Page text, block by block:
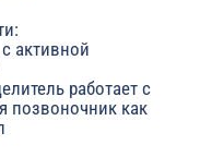
активной
работает с
позвоночник как